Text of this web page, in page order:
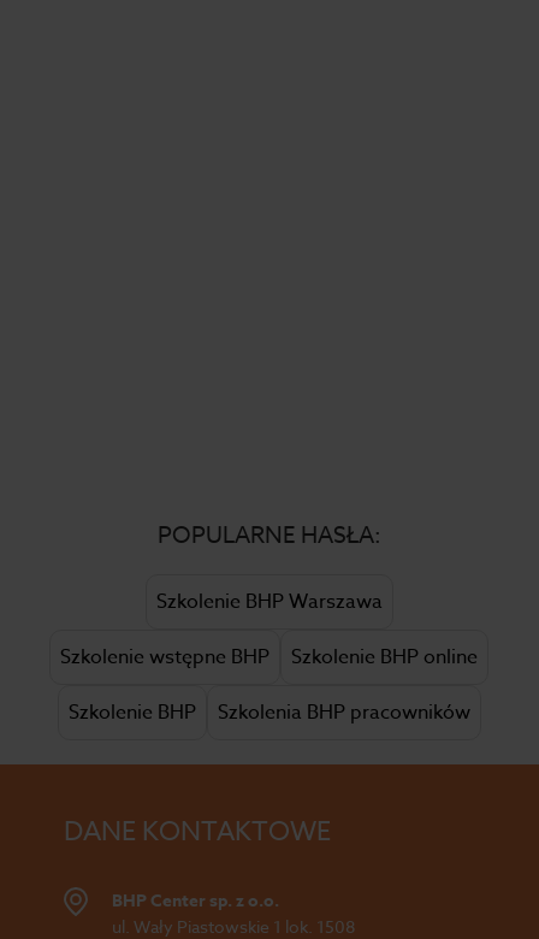
POPULARNE HASŁA:
Szkolenie BHP Warszawa
Szkolenie wstępne BHP
Szkolenie BHP online
Szkolenie BHP
Szkolenia BHP pracowników
DANE KONTAKTOWE
BHP Center sp. z o.o.
ul. Wały Piastowskie 1 lok. 1508